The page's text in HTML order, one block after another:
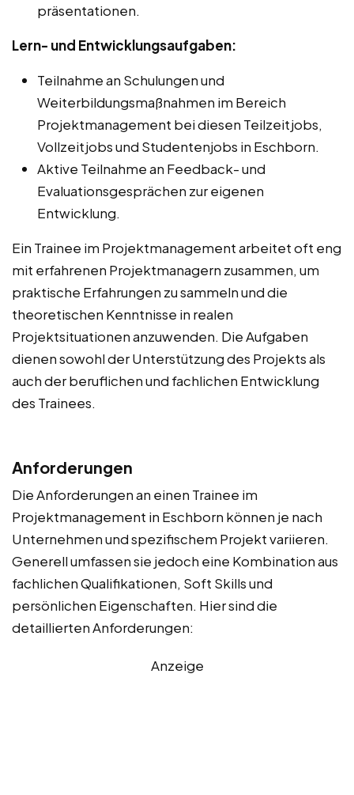
präsentationen.
Lern- und Entwicklungsaufgaben:
Teilnahme an Schulungen und
Weiterbildungsmaßnahmen im Bereich
Projektmanagement bei diesen Teilzeitjobs,
Vollzeitjobs und Studentenjobs in Eschborn.
Aktive Teilnahme an Feedback- und
Evaluationsgesprächen zur eigenen
Entwicklung.
Ein Trainee im Projektmanagement arbeitet oft eng
mit erfahrenen Projektmanagern zusammen, um
praktische Erfahrungen zu sammeln und die
theoretischen Kenntnisse in realen
Projektsituationen anzuwenden. Die Aufgaben
dienen sowohl der Unterstützung des Projekts als
auch der beruflichen und fachlichen Entwicklung
des Trainees.
Anforderungen
Die Anforderungen an einen Trainee im
Projektmanagement in Eschborn können je nach
Unternehmen und spezifischem Projekt variieren.
Generell umfassen sie jedoch eine Kombination aus
fachlichen Qualifikationen, Soft Skills und
persönlichen Eigenschaften. Hier sind die
detaillierten Anforderungen:
Anzeige